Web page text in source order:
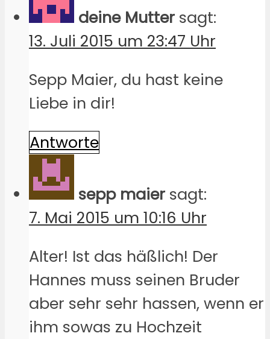
deine Mutter sagt:
13. Juli 2015 um 23:47 Uhr
Sepp Maier, du hast keine
Liebe in dir!
Antworte
sepp maier sagt:
7. Mai 2015 um 10:16 Uhr
Alter! Ist das häßlich! Der
Hannes muss seinen Bruder
aber sehr sehr hassen, wenn er
ihm sowas zu Hochzeit